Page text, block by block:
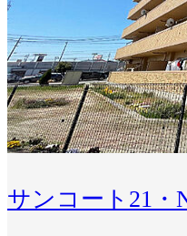
サンコート21・